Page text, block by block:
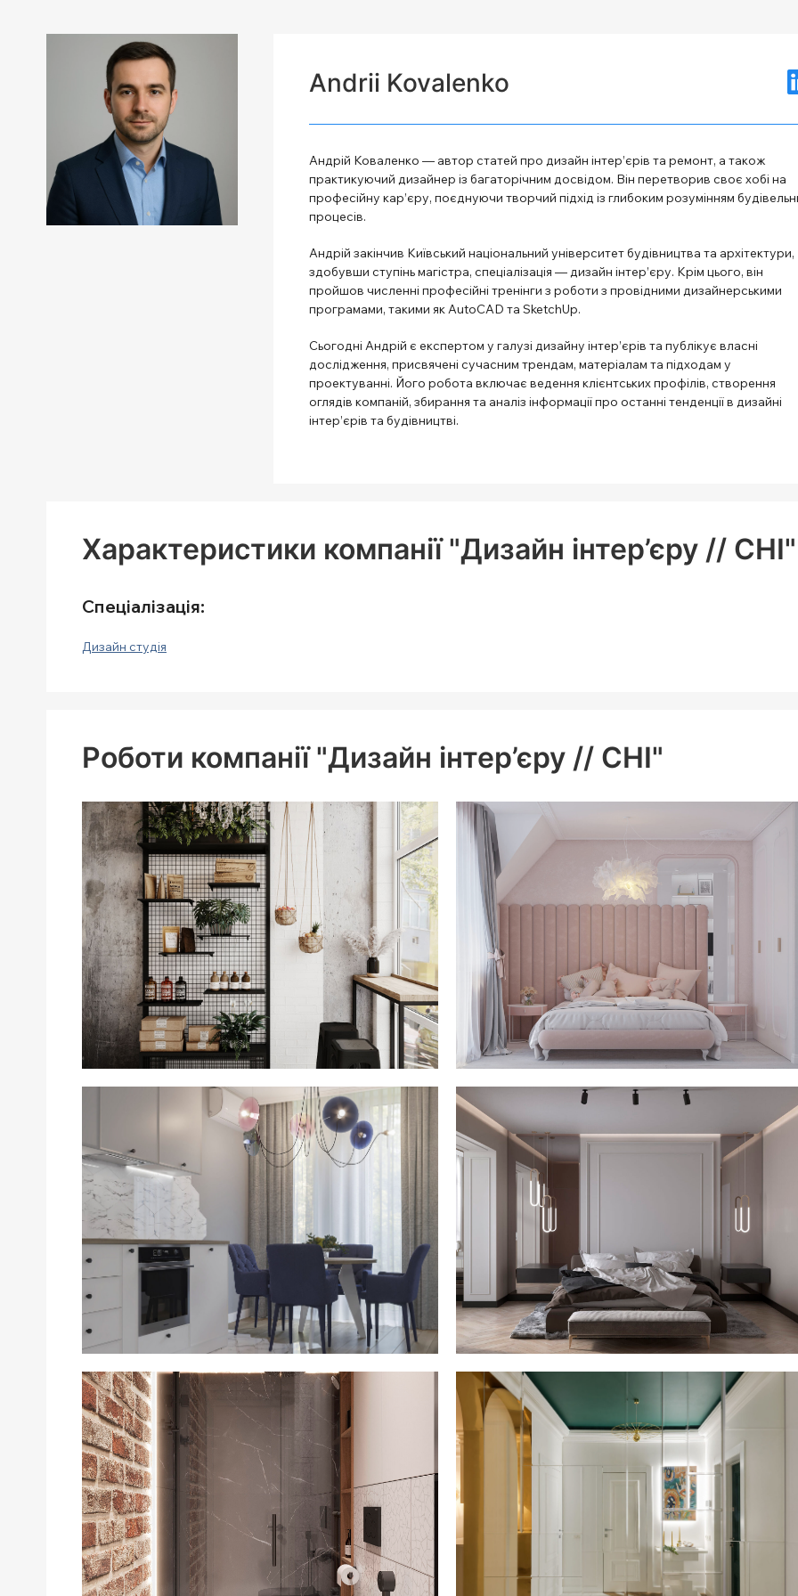
Andrii Kovalenko
Андрій Коваленко — автор статей про дизайн інтер’єрів та ремонт, а також
практикуючий дизайнер із багаторічним досвідом. Він перетворив своє хобі на
професійну кар’єру, поєднуючи творчий підхід із глибоким розумінням
процесів.
Андрій закінчив Київський національний університет будівництва та архітектури,
здобувши ступінь магістра, спеціалізація — дизайн інтер’єру. Крім цього, він
пройшов численні професійні тренінги з роботи з провідними дизайнерськими
програмами, такими як AutoCAD та SketchUp.
Сьогодні Андрій є експертом у галузі дизайну інтер’єрів та публікує власні
дослідження, присвячені сучасним трендам, матеріалам та підходам у
проектуванні. Його робота включає ведення клієнтських профілів, створення
оглядів компаній, збирання та аналіз інформації про останні тенденції в дизайні
інтер’єрів та будівництві.
Характеристики компанії "Дизайн інтер’єру // CHI"
Спеціалізація:
Дизайн студія
Роботи компанії "Дизайн інтер’єру // CHI"